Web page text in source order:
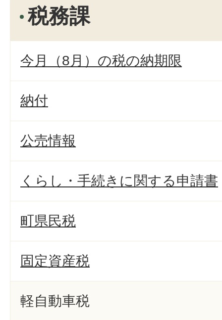
税務課
今月（8月）の税の納期限
納付
公売情報
くらし・手続きに関する申請書
町県民税
固定資産税
軽自動車税